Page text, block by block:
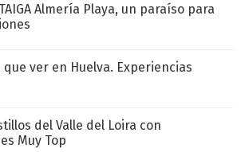
Almería Playa, un paraíso para
que ver en Huelva. Experiencias
del Valle del Loira con
Muy Top